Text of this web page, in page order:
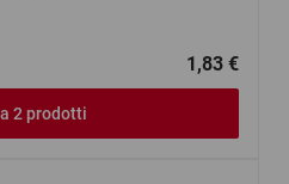
1,83 €
2 prodotti